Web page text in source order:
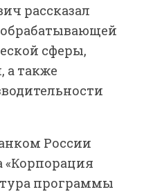
рассказал
сферы,
а также
России
«Корпорация
программы